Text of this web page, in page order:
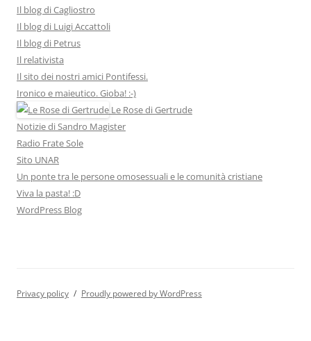
Il blog di Cagliostro
Il blog di Luigi Accattoli
Il blog di Petrus
Il relativista
Il sito dei nostri amici Pontifessi.
Ironico e maieutico. Gioba! :-)
Le Rose di Gertrude
Notizie di Sandro Magister
Radio Frate Sole
Sito UNAR
Un ponte tra le persone omosessuali e le comunità cristiane
Viva la pasta! :D
WordPress Blog
Privacy policy Proudly powered by WordPress